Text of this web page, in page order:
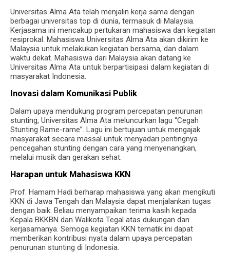
Universitas Alma Ata telah menjalin kerja sama dengan
berbagai universitas top di dunia, termasuk di Malaysia.
Kerjasama ini mencakup pertukaran mahasiswa dan kegiatan
resiprokal. Mahasiswa Universitas Alma Ata akan dikirim ke
Malaysia untuk melakukan kegiatan bersama, dan dalam
waktu dekat. Mahasiswa dari Malaysia akan datang ke
Universitas Alma Ata untuk berpartisipasi dalam kegiatan di
masyarakat Indonesia.
Inovasi dalam Komunikasi Publik
Dalam upaya mendukung program percepatan penurunan
stunting, Universitas Alma Ata meluncurkan lagu “Cegah
Stunting Rame-rame”. Lagu ini bertujuan untuk mengajak
masyarakat secara massal untuk menyadari pentingnya
pencegahan stunting dengan cara yang menyenangkan,
melalui musik dan gerakan sehat.
Harapan untuk Mahasiswa KKN
Prof. Hamam Hadi berharap mahasiswa yang akan mengikuti
KKN di Jawa Tengah dan Malaysia dapat menjalankan tugas
dengan baik. Beliau menyampaikan terima kasih kepada
Kepala BKKBN dan Walikota Tegal atas dukungan dan
kerjasamanya. Semoga kegiatan KKN tematik ini dapat
memberikan kontribusi nyata dalam upaya percepatan
penurunan stunting di Indonesia.